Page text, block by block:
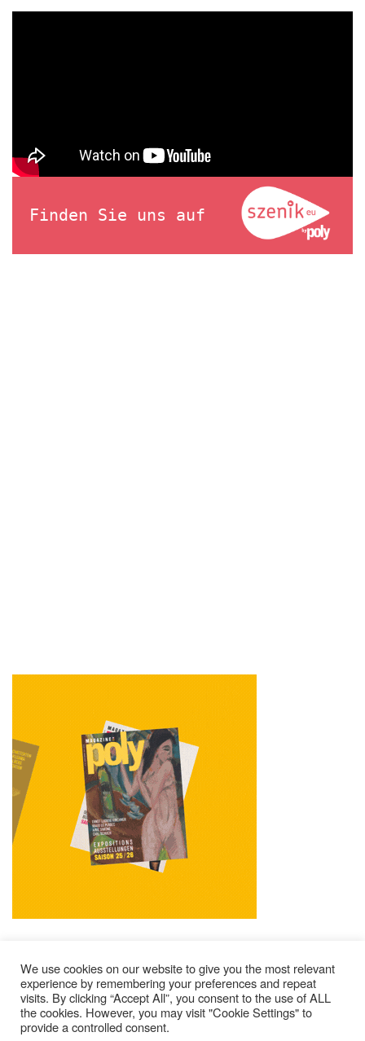
Finden Sie uns auf
Impressum Kontakt
Alle Ausgaben Lesen
POLY Abonnieren
We use cookies on our website to give you the most relevant
experience by remembering your preferences and repeat
visits. By clicking “Accept All”, you consent to the use of ALL
the cookies. However, you may visit "Cookie Settings" to
provide a controlled consent.